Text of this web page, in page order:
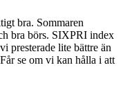
bra. Sommaren
bra börs. SIXPRI index
presterade lite bättre än
se om vi kan hålla i att